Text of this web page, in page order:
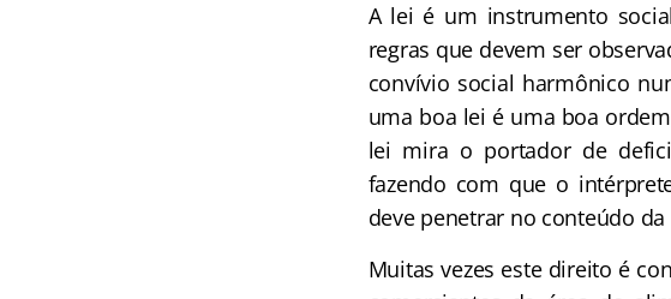
A lei é um instrumento
regras que devem ser
convívio social harmônico
uma boa lei é uma boa
lei mira o portador de
fazendo com que o
deve penetrar no conteúdo
Muitas vezes este direito é